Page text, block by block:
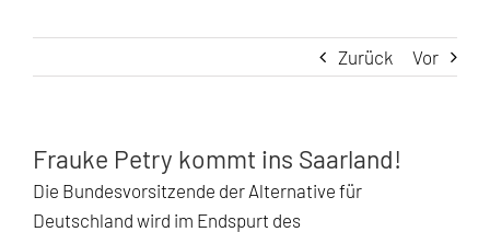
Zurück Vor
Frauke Petry kommt ins Saarland!
Die Bundesvorsitzende der Alternative für
Deutschland wird im Endspurt des